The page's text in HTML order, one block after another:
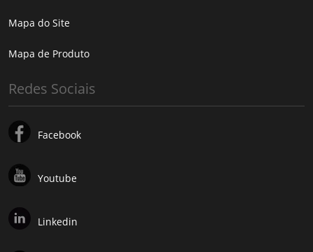
Mapa do Site
Mapa de Produto
Redes Sociais
Facebook
Youtube
Linkedin